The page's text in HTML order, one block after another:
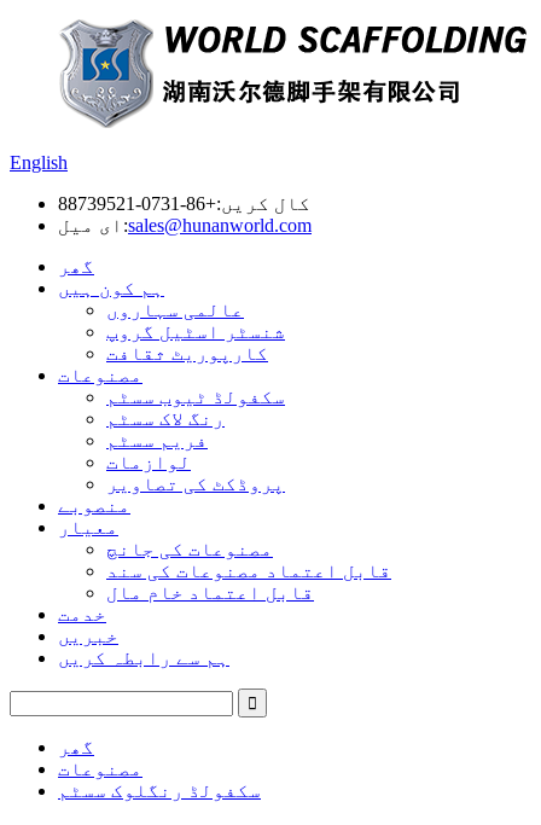
English
کال کریں:+86-0731-88739521
ای میل:sales@hunanworld.com
گھر
ہم کون ہیں
عالمی سہاروں
شنسٹر اسٹیل گروپ
کارپوریٹ ثقافت
مصنوعات
سکفولڈ ٹیوب سسٹم
رنگ لاک سسٹم
فریم سسٹم
لوازمات
پروڈکٹ کی تصاویر
منصوبے
معیار
مصنوعات کی جانچ
قابل اعتماد مصنوعات کی سند
قابل اعتماد خام مال
خدمت
خبریں
ہم سے رابطہ کریں
گھر
مصنوعات
سکفولڈ رنگلوک سسٹم